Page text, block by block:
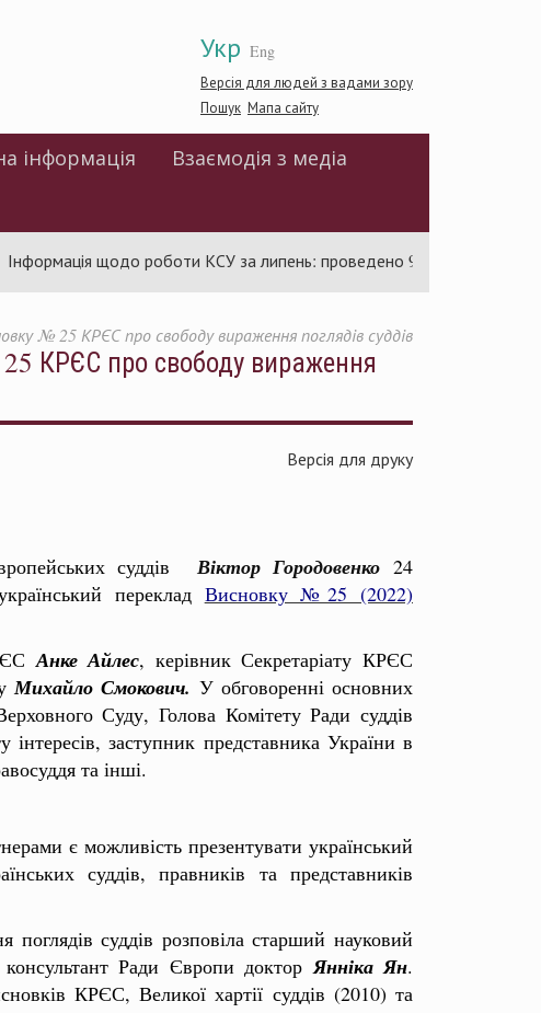
Укр Eng
Версія для людей з вадами зору
Пошук Мапа сайту
інформація
Взаємодія з медіа
щодо роботи КСУ за липень: проведено 94 засідання та
№ 25 КРЄС про свободу вираження поглядів суддів
КРЄС про свободу вираження
Версія для друку
суддів Віктор Городовенко 24
переклад Висновку №25 (2022)
Анке Айлес, керівник Секретаріату КРЄС
Михайло Смокович. У обговоренні основних
Суду, Голова Комітету Ради суддів
заступник представника України в
та інші.
є можливість презентувати український
суддів, правників та представників
суддів розповіла старший науковий
Ради Європи доктор Янніка Ян.
КРЄС, Великої хартії суддів (2010) та